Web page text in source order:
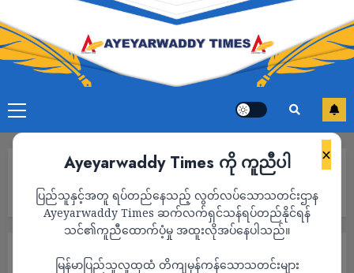
×
Ayeyarwaddy Times ကို ကူညီပါ
ပြည်သူနှင့်အတူ ရပ်တည်နေသည့် လွတ်လပ်သောသတင်းဌာန
Ayeyarwaddy Times ဆက်လက်ရှင်သန်ရပ်တည်နိုင်ရန်
သင်၏ကူညီထောက်ပံ့မှု အထူးလိုအပ်နေပါသည်။
မြန်မာပြည်သူလူထုထံ တိကျမှန်ကန်သောသတင်းများ
တာကို တရုတ် ရှုတ်ချ
နိုင်ငံတကာ သတင်း